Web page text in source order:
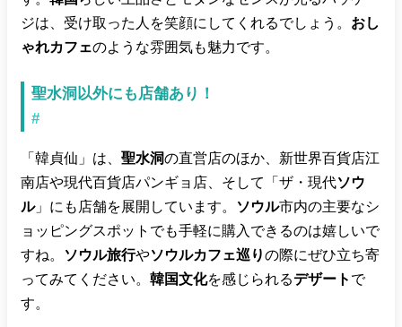
ジは、受け取った人を笑顔にしてくれるでしょう。 おし
ゃれカフェのような雰囲気も魅力です。
聖水洞以外にも店舗あり！
#
「韓貞仙」は、 聖水洞の直営店のほか、新世界百貨店江
南店や現代百貨店パンギョ店、そして「ザ・現代ソウ
ル」にも店舗を展開しています。 ソウル市内の主要なシ
ョッピングスポットでも手軽に購入できるのは嬉しいで
すね。
ソウル旅行やソウルカフェ巡りの際にぜひ立ち寄
ってみてください。 韓国文化を感じられるデザート で
す。